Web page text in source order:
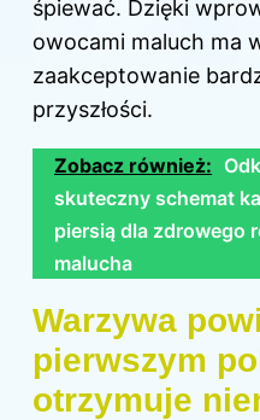
śpiewać. Dzięki
owocami maluch ma
zaakceptowanie
przyszłości.
Zobacz również:
skuteczny schemat
piersią dla zdrowego
malucha
Warzywa
pierwszym
otrzymuje